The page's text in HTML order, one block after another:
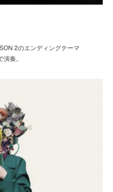
2のエンディングテーマ
奏。